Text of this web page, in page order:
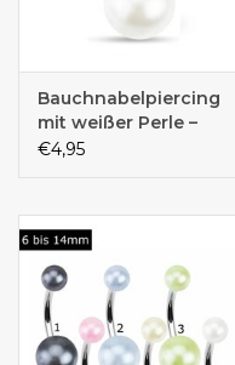
Bauchnabelpiercing
mit weißer Perle –
Chirurgenstahl 316L |
€4,95